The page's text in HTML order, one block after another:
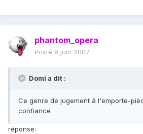
phantom_opera
Posté 9 juin 2007
Domi a dit :
Ce genre de jugement à l'emporte-
confiance
réponse: